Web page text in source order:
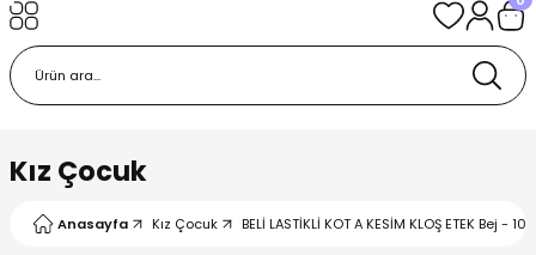
Kız Çocuk
Anasayfa Kız Çocuk BELİ LASTİKLİ KOT A KESİM KLOŞ ETEK Bej - 10
Bere ve Eldiven
Ürünleri